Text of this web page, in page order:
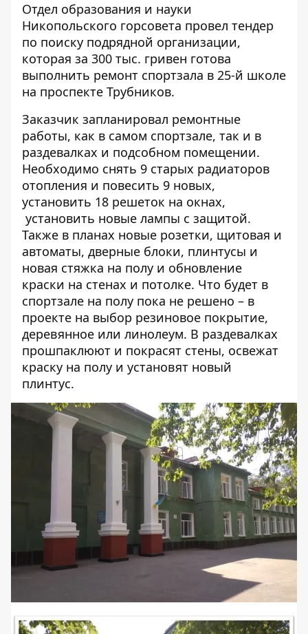
Отдел образования и науки
Никопольского горсовета провел тендер
по поиску подрядной организации,
которая за 300 тыс. гривен готова
выполнить ремонт спортзала в 25-й школе
на проспекте Трубников.
Заказчик запланировал ремонтные
работы, как в самом спортзале, так и в
раздевалках и подсобном помещении.
Необходимо снять 9 старых радиаторов
отопления и повесить 9 новых,
установить 18 решеток на окнах,
установить новые лампы с защитой.
Также в планах новые розетки, щитовая и
автоматы, дверные блоки, плинтусы и
новая стяжка на полу и обновление
краски на стенах и потолке. Что будет в
спортзале на полу пока не решено – в
проекте на выбор резиновое покрытие,
деревянное или линолеум. В раздевалках
прошпаклюют и покрасят стены, освежат
краску на полу и установят новый
плинтус.